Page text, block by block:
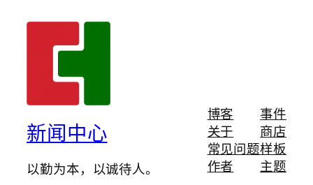
新闻中心
以勤为本，以诚待人。
博客
关于
常见问题
作者
事件
商店
样板
主题